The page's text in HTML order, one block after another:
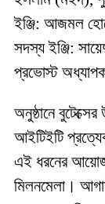
ইঞ্জি: আজমল
সদস্য ইঞ্জি:
প্রভোস্ট
অনুষ্ঠানে
আইটিইটি
এই ধরনের
মিলনমেলা।